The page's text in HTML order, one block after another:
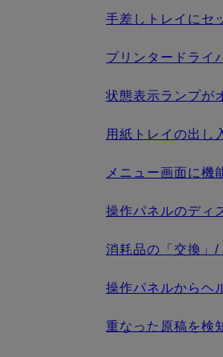
手差しトレイにセ
プリンタードライ
状態表示ランプが
用紙トレイの出し
メニュー画面に機
操作パネルのディ
消耗品の「交換」/
操作パネルからヘ
重なった原稿を検